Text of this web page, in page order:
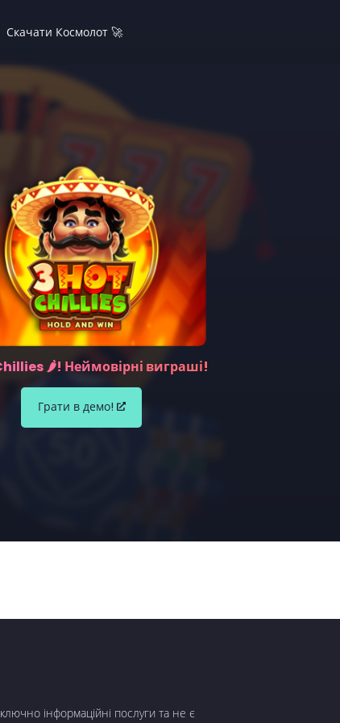
Скачати Космолот 🚀
🌶️! Неймовірні виграші!
Грати в демо!
інформаційні послуги та не є